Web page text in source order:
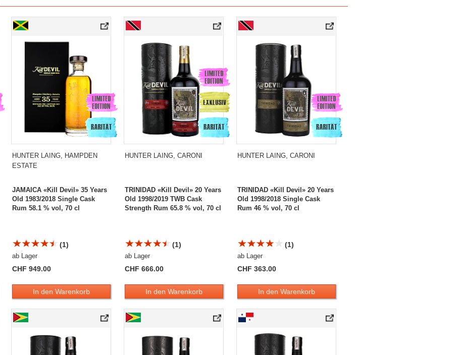
HUNTER LAING, HAMPDEN
ESTATE
JAMAICA «Kill Devil» 35 Years
Old 1983/2018 Single Cask
Rum 58.1 % vol, 70 cl
(1)
ab Lager
CHF 949.00
In den Warenkorb
HUNTER LAING, CARONI
TRINIDAD «Kill Devil» 20 Years
Old 1998/2019 TWB Cask
Strength Rum 65.8 % vol, 70 cl
(1)
ab Lager
CHF 666.00
In den Warenkorb
HUNTER LAING, CARONI
TRINIDAD «Kill Devil» 20 Years
Old 1998/2018 Single Cask
Rum 46 % vol, 70 cl
(1)
ab Lager
CHF 363.00
In den Warenkorb